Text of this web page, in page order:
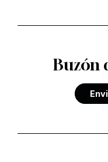
Buzón